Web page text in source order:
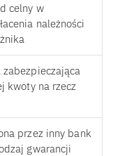
celny w
należności
kwoty na rzecz
przez inny bank
gwarancji